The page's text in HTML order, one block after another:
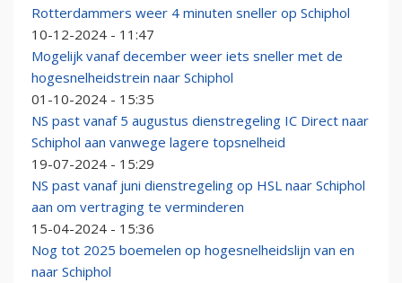
Rotterdammers weer 4 minuten sneller op Schiphol
10-12-2024 - 11:47
Mogelijk vanaf december weer iets sneller met de
hogesnelheidstrein naar Schiphol
01-10-2024 - 15:35
NS past vanaf 5 augustus dienstregeling IC Direct naar
Schiphol aan vanwege lagere topsnelheid
19-07-2024 - 15:29
NS past vanaf juni dienstregeling op HSL naar Schiphol
aan om vertraging te verminderen
15-04-2024 - 15:36
Nog tot 2025 boemelen op hogesnelheidslijn van en
naar Schiphol